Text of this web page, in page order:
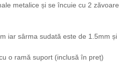
metalice și se încuie cu 2 zăvoare
iar sârma sudată este de 1.5mm și
o ramă suport (inclusă în preț)